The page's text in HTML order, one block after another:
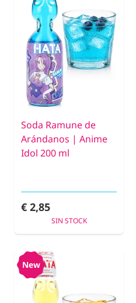
Soda Ramune de
Arándanos | Anime
Idol 200 ml
€ 2,85
SIN STOCK
New